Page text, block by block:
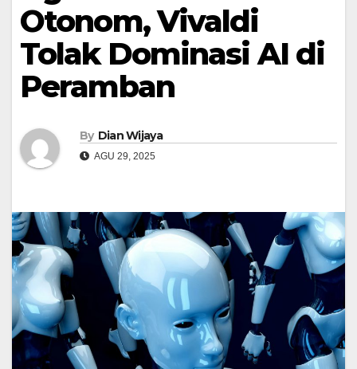
Otonom, Vivaldi
Tolak Dominasi AI di
Peramban
By Dian Wijaya
AGU 29, 2025